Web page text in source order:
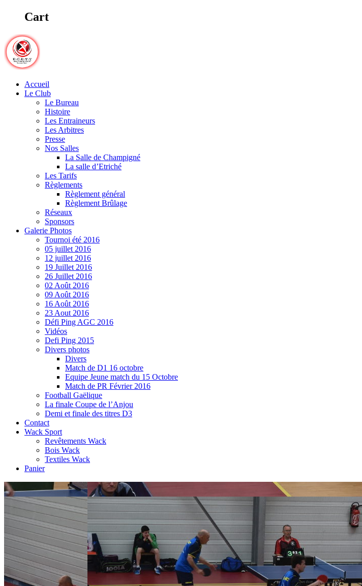
Cart
Accueil
Le Club
Le Bureau
Histoire
Les Entraineurs
Les Arbitres
Presse
Nos Salles
La Salle de Champigné
La salle d’Etriché
Les Tarifs
Règlements
Règlement général
Règlement Brûlage
Réseaux
Sponsors
Galerie Photos
Tournoi été 2016
05 juillet 2016
12 juillet 2016
19 Juillet 2016
26 Juillet 2016
02 Août 2016
09 Août 2016
16 Août 2016
23 Aout 2016
Défi Ping AGC 2016
Vidéos
Defi Ping 2015
Divers photos
Divers
Match de D1 16 octobre
Equipe Jeune match du 15 Octobre
Match de PR Février 2016
Football Gaëlique
La finale Coupe de l’Anjou
Demi et finale des titres D3
Contact
Wack Sport
Revêtements Wack
Bois Wack
Textiles Wack
Panier